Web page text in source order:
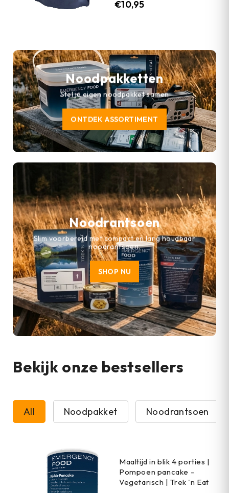
€10,95
Noodpakketten
Stel je eigen noodpakket samen
ONTDEK ASSORTIMENT
Noodrantsoen
Slim voorbereid met compact en lang houdbaar
noodrantsoen.
SHOP NU
Bekijk onze bestsellers
All Noodpakket Noodrantsoen
Maaltijd in blik 4 porties |
Pompoen pancake -
Vegetarisch | Trek 'n Eat